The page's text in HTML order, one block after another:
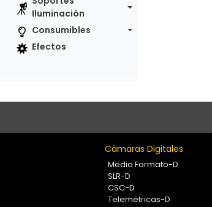
Iluminación
Consumibles
Efectos
Cámaras Digitales
Medio Formato-D
SLR-D
CSC-D
Telemétricas-D